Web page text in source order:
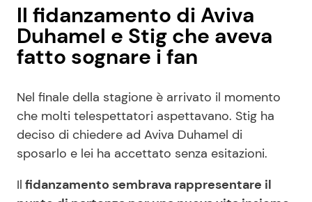
Il fidanzamento di Aviva
Duhamel e Stig che aveva
fatto sognare i fan
Nel finale della stagione è arrivato il momento
che molti telespettatori aspettavano. Stig ha
deciso di chiedere ad Aviva Duhamel di
sposarlo e lei ha accettato senza esitazioni.
Il fidanzamento sembrava rappresentare il